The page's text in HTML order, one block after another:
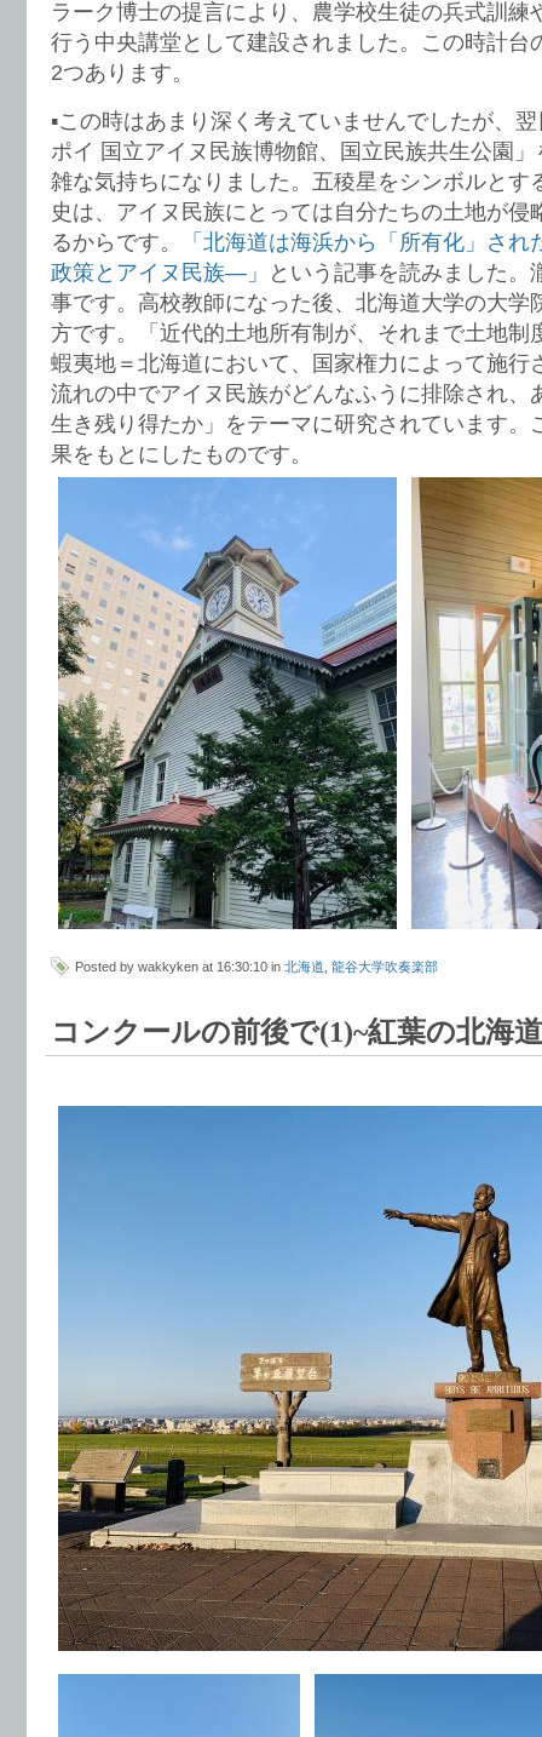
ラーク博士の提言により、農学校生徒の兵式訓練
行う中央講堂として建設されました。この時計台
2つあります。
▪️この時はあまり深く考えていませんでしたが、
ポイ 国立アイヌ民族博物館、国立民族共生公園
雑な気持ちになりました。五稜星をシンボルとす
史は、アイヌ民族にとっては自分たちの土地が侵
るからです。
「北海道は海浜から「所有化」さ
政策とアイヌ民族—」
という記事を読みました。
事です。高校教師になった後、北海道大学の大学
方です。「近代的土地所有制が、それまで土地制
蝦夷地＝北海道において、国家権力によって施行
流れの中でアイヌ民族がどんなふうに排除され、
生き残り得たか」をテーマに研究されています。
果をもとにしたものです。
Posted by wakkyken at 16:30:10 in 北海道 龍谷大学吹奏楽部
コンクールの前後で(1)~紅葉の北海